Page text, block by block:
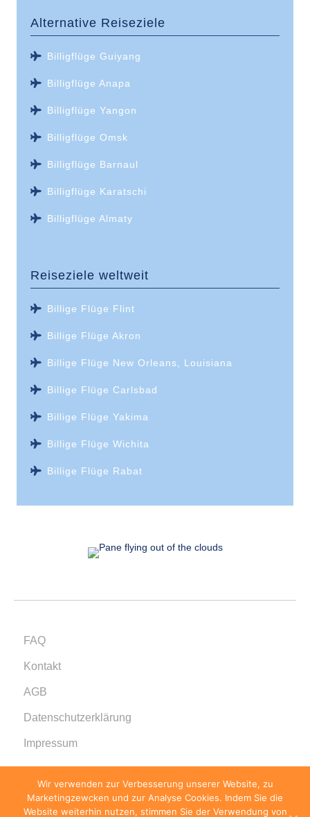
Alternative Reiseziele
Billigflüge Guiyang
Billigflüge Anapa
Billigflüge Yangon
Billigflüge Omsk
Billigflüge Barnaul
Billigflüge Karatschi
Billigflüge Almaty
Reiseziele weltweit
Billige Flüge Flint
Billige Flüge Akron
Billige Flüge New Orleans, Louisiana
Billige Flüge Carlsbad
Billige Flüge Yakima
Billige Flüge Wichita
Billige Flüge Rabat
FAQ
Kontakt
AGB
Datenschutzerklärung
Impressum
Wir verwenden zur Verbesserung unserer Website, zu
Marketingzewcken und zur Analyse Cookies. Indem Sie die
Website weiterhin nutzen, stimmen Sie der Verwendung von